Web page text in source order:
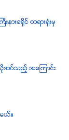
နားခရိုင္ တရားရံုးမွ
လိုအပ္သည့္ အေၾကာင္း
ယ္။